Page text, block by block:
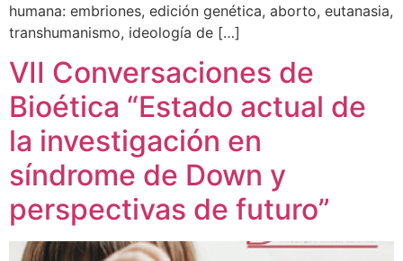
humana: embriones, edición genética, aborto, eutanasia,
transhumanismo, ideología de […]
VII Conversaciones de
Bioética “Estado actual de
la investigación en
síndrome de Down y
perspectivas de futuro”